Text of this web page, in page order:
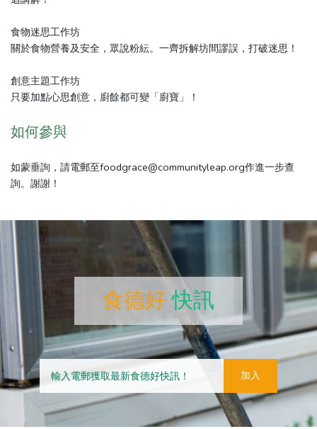
食物迷思工作坊
關於食物營養及安全，眾說粉紜。一齊拆解坊間謬誤，打破迷思！
創意主題工作坊
只要加點心思創意，廚餘都可變「廚寶」！
如何參與
如蒙垂詢，請電郵至foodgrace@communityleap.org作進一步查
詢。謝謝！
食德好 快訊
加入